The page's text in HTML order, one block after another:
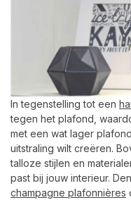
In tegenstelling tot een
tegen het plafond,
met een wat lager
uitstraling wilt creëren.
talloze stijlen en
past bij jouw interieur.
champagne plafonnières